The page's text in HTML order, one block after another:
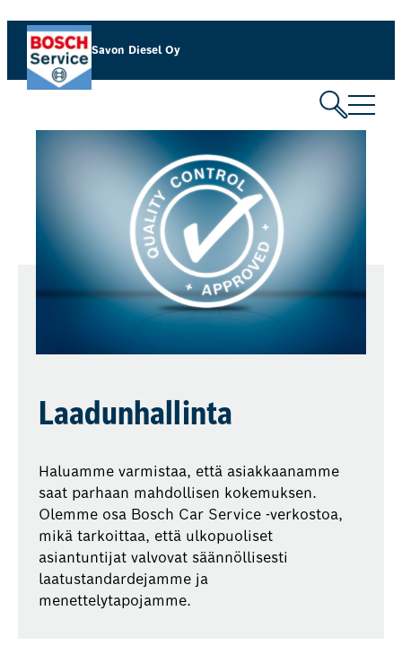
Savon Diesel Oy
Laadunhallinta
Haluamme varmistaa, että asiakkaanamme
saat parhaan mahdollisen kokemuksen.
Olemme osa Bosch Car Service -verkostoa,
mikä tarkoittaa, että ulkopuoliset
asiantuntijat valvovat säännöllisesti
laatustandardejamme ja
menettelytapojamme.